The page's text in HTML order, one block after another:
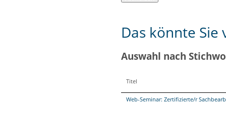
Das könnte
Auswahl nach
Titel
Web-Seminar: Zertifizierte/r